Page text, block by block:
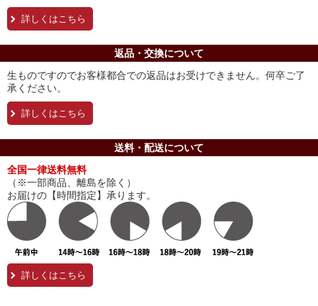
詳しくはこちら
返品・交換について
生ものですのでお客様都合での返品はお受けできません。何卒ご了
承ください。
詳しくはこちら
送料・配送について
全国一律送料無料
（※一部商品、離島を除く）
お届けの【時間指定】承ります。
詳しくはこちら